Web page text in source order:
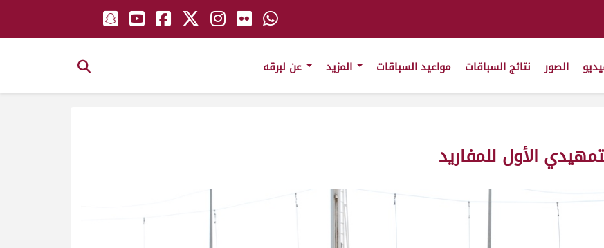
الصور نتائج السباقات مواعيد السباقات